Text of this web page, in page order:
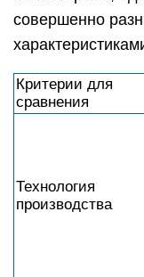
совершенно
Критерии для
сравнения
Технология
производства